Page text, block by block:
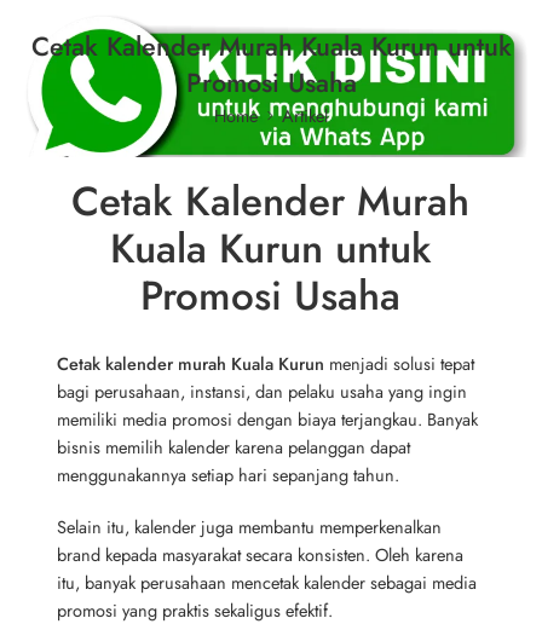
Cetak Kalender Murah Kuala Kurun untuk
Promosi Usaha
Home Artikel
Cetak Kalender Murah
Kuala Kurun untuk
Promosi Usaha
Cetak kalender murah Kuala Kurun menjadi solusi tepat
bagi perusahaan, instansi, dan pelaku usaha yang ingin
memiliki media promosi dengan biaya terjangkau. Banyak
bisnis memilih kalender karena pelanggan dapat
menggunakannya setiap hari sepanjang tahun.
Selain itu, kalender juga membantu memperkenalkan
brand kepada masyarakat secara konsisten. Oleh karena
itu, banyak perusahaan mencetak kalender sebagai media
promosi yang praktis sekaligus efektif.